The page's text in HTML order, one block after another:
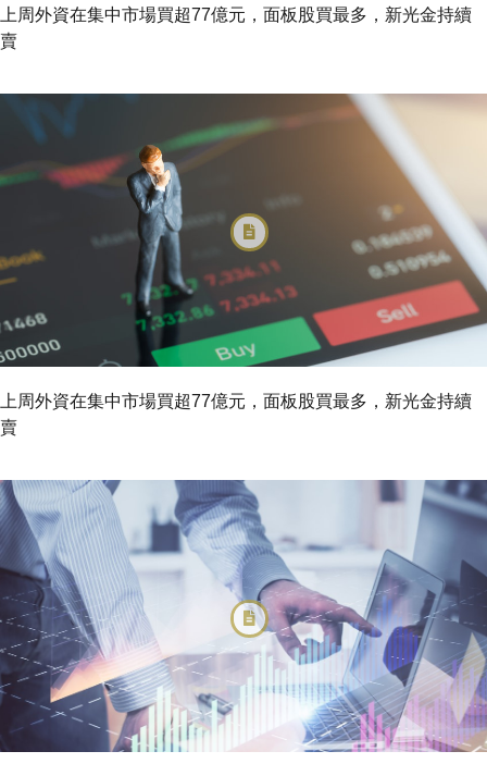
上周外資在集中市場買超77億元，面板股買最多，新光金持續
賣
上周外資在集中市場買超77億元，面板股買最多，新光金持續
賣